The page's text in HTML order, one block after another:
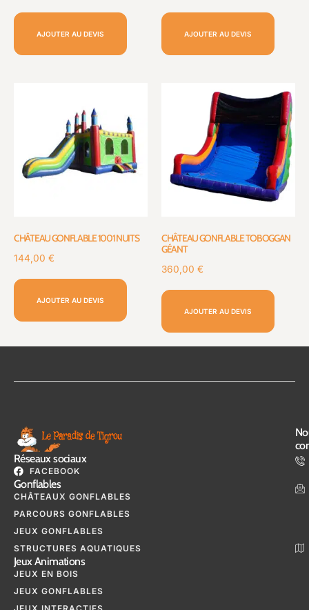
AJOUTER AU DEVIS AJOUTER AU DEVIS
CHÂTEAU GONFLABLE 1001 NUITS
144,00 €
AJOUTER AU DEVIS
CHÂTEAU GONFLABLE TOBOGGAN
GÉANT
360,00 €
AJOUTER AU DEVIS
Réseaux sociaux
FACEBOOK
Gonflables
CHÂTEAUX GONFLABLES
PARCOURS GONFLABLES
JEUX GONFLABLES
STRUCTURES AQUATIQUES
Jeux Animations
JEUX EN BOIS
JEUX GONFLABLES